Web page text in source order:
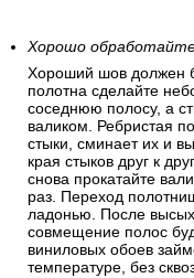
Хорошо
Хороший шов должен
полотна сделайте
соседнюю полосу, а
валиком. Ребристая
стыки, сминает их и
края стыков друг к
снова прокатайте
раз. Переход
ладонью. После
совмещение полос
виниловых обоев
температуре, без